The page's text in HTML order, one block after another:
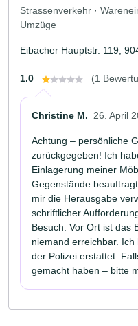
Strassenverkehr ·
Umzüge
Eibacher Hauptstr. 119,
1.0 (1
Christine M. 26. April
Achtung – persönliche
zurückgegeben! Ich
Einlagerung meiner
Gegenstände
mir die Herausgabe
schriftlicher
Besuch. Vor Ort ist das
niemand erreichbar.
der Polizei erstattet.
gemacht haben – bitte